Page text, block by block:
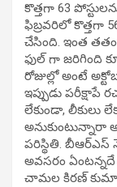
కొత్తగా 63
ఫిబ్రవరిలో కొత్తగా
చేసింది. ఇంత
ఫుల్ గా జరిగింది
రోజుల్లో అంటే
ఇప్పుడు పరీక్షాపే
లేకుండా, లీకులు
అనుకుంటున్నారా
పరిస్థితి.
అవసరం
చామల కిరణ్ కుమార్